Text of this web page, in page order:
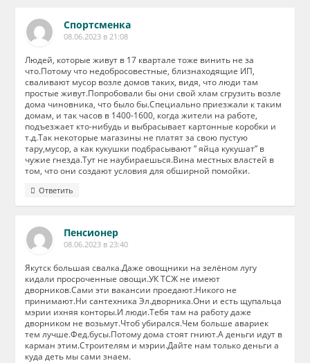
Спортсменка
08.06.2023 в 21:08
Людей, которые живут в 17 квартале тоже винить не за
что.Потому что недобросовестные, близнаходящие ИП,
сваливают мусор возле домов таких, видя, что люди там
простые живут.Попробовали бы они свой хлам сгрузить возле
дома чиновника, что было бы.Специально приезжали к таким
домам, и так часов в 1400-1600, когда жители на работе,
подъезжает кто-нибудь и выбрасывает картонные коробки и
т.д.Так некоторые магазины не платят за свою пустую
тару,мусор, а как кукушки подбрасывают ” яйца кукушат” в
чужие гнезда.Тут не наубираешься.Вина местных властей в
том, что они создают условия для обширной помойки.
Ответить
Пенсионер
08.06.2023 в 23:40
Якутск большая свалка.Даже овощники на зелёном лугу
кидали просроченные овощи.УК ТСЖ не имеют
дворников.Сами эти вакансии проедают.Никого не
принимают.Ни сантехника Эл.дворника.Они и есть щупальца
мэрии ихняя конторы.И люди.Тебя там на работу даже
дворником не возьмут.Чтоб убирался.Чем больше авариек
тем лучше.Фед.бусы.Потому дома стоят гниют.А деньги идут в
карман этим.Строителям и мэрии.Дайте нам только деньги а
куда деть мы сами знаем.